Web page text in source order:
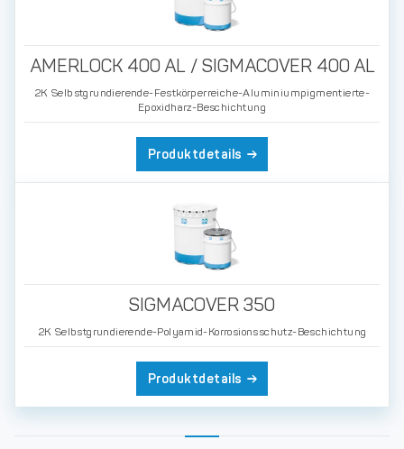
AMERLOCK 400 AL / SIGMACOVER 400 AL
2K Selbstgrundierende-Festkörperreiche-Aluminiumpigmentierte-
Epoxidharz-Beschichtung
Produktdetails
SIGMACOVER 350
2K Selbstgrundierende-Polyamid-Korrosionsschutz-Beschichtung
Produktdetails